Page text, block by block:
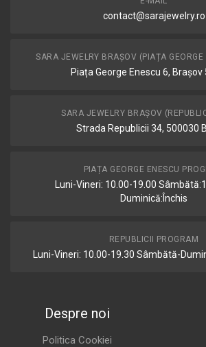
contact@sarajewelry.ro
SARA JEWELRY BRAȘOV (PIAȚA GEORGE
Piața George Enescu 6, Brașov
SARA JEWELRY BRAȘOV
Strada Republicii 34, 500030
PIAȚA GEORGE ENESCU
Luni-Vineri: 10.00-19.00
Duminică:Închis
REPUBLICII PROGRAM
Luni-Vineri: 10.00-19.30 Sâmbătă-
Despre noi
Politica Cookiei